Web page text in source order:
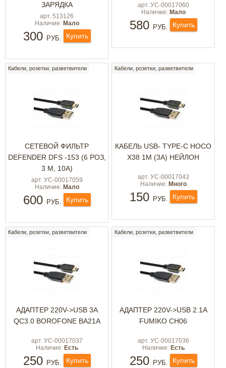
ЗАРЯДКА
арт. 513126
Наличие: Мало
300 РУБ. Купить
арт. УС-00017060
Наличие: Мало
580 РУБ. Купить
Кабели, розетки, разветвители
СЕТЕВОЙ ФИЛЬТР
DEFENDER DFS -153 (6 РОЗ,
3 М, 10А)
арт. УС-00017059
Наличие: Мало
600 РУБ. Купить
Кабели, розетки, разветвители
КАБЕЛЬ USB- TYPE-C HOCO
X38 1М (3А) НЕЙЛОН
арт. УС-00017043
Наличие: Много
150 РУБ. Купить
Кабели, розетки, разветвители
АДАПТЕР 220V->USB 3A
QC3.0 BOROFONE BA21A
арт. УС-00017037
Наличие: Есть
250 РУБ. Купить
Кабели, розетки, разветвители
АДАПТЕР 220V->USB 2.1A
FUMIKO CH06
арт. УС-00017036
Наличие: Есть
250 РУБ. Купить